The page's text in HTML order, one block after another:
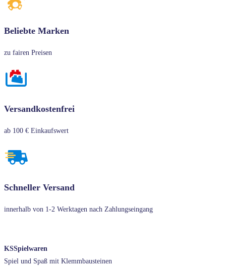
Beliebte Marken
zu fairen Preisen
Versandkostenfrei
ab 100 € Einkaufswert
Schneller Versand
innerhalb von 1-2 Werktagen nach Zahlungseingang
KSSpielwaren
Spiel und Spaß mit Klemmbausteinen